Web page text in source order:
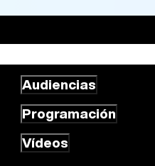
Audiencias
Programación
Vídeos